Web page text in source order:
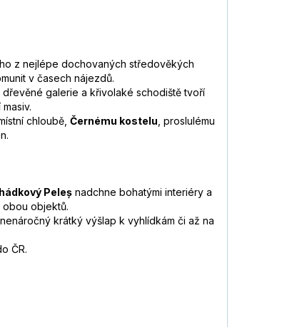
z nejlépe dochovaných středověkých
v časech nájezdů.
dřevěné galerie a křivolaké schodiště tvoří
chloubě, Černému kostelu , proslulému
Peleș nadchne bohatými interiéry a
objektů.
krátký výšlap k vyhlídkám či až na
ČR.